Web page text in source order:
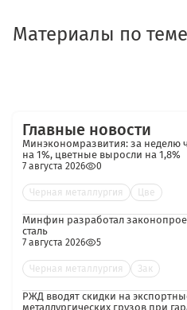
Материалы по теме
Главные новости
Минэкономразвития: за неделю
на 1%, цветные выросли на 1,8%
7 августа 2026 0
Черная металлургия Цве
Минфин разработал
сталь
7 августа 2026 5
Черная металлургия Зак
РЖД вводят скидки на
металлургических грузов при